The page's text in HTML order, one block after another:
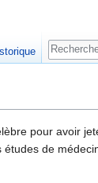
pour avoir
études de